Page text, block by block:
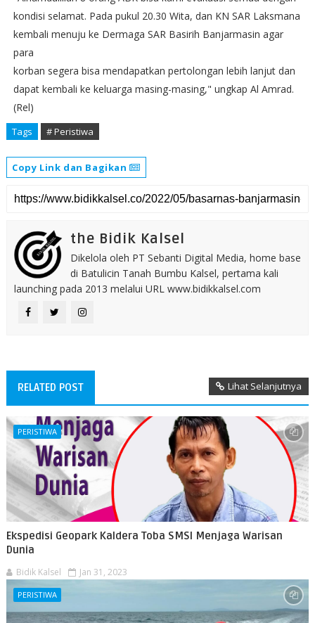
kondisi selamat. Pada pukul 20.30 Wita, dan KN SAR Laksmana
kembali menuju ke Dermaga SAR Basirih Banjarmasin agar
para
korban segera bisa mendapatkan pertolongan lebih lanjut dan
dapat kembali ke keluarga masing-masing," ungkap Al Amrad.
(Rel)
Tags # Peristiwa
Copy Link dan Bagikan
the Bidik Kalsel
Dikelola oleh PT Sebanti Digital Media, home base
di Batulicin Tanah Bumbu Kalsel, pertama kali
launching pada 2013 melalui URL www.bidikkalsel.com
RELATED POST Lihat Selanjutnya
PERISTIWA
Ekspedisi Geopark Kaldera Toba SMSI Menjaga Warisan
Dunia
Bidik Kalsel Jan 31, 2023
PERISTIWA